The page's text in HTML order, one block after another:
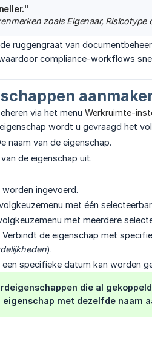
zoals Eigenaar, Risicotype
ruggengraat van
compliance-workflows
via het menu Werkruimte-
wordt u gevraagd het
naam van de eigenschap.
de eigenschap uit.
ingevoerd.
met één
met meerdere
de eigenschap met
).
specifieke datum kan worden
die al
met dezelfde naam